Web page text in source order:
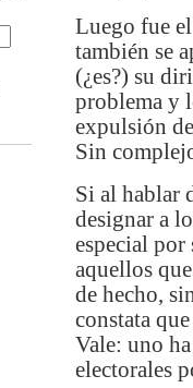
Luego fue
también se
(¿es?) su
problema y
expulsión
Sin
Si al hablar
designar a
especial por
aquellos
de hecho,
constata
Vale: uno
electorales